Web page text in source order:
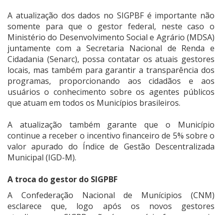
A atualização dos dados no SIGPBF é importante não
somente para que o gestor federal, neste caso o
Ministério do Desenvolvimento Social e Agrário (MDSA)
juntamente com a Secretaria Nacional de Renda e
Cidadania (Senarc), possa contatar os atuais gestores
locais, mas também para garantir a transparência dos
programas, proporcionando aos cidadãos e aos
usuários o conhecimento sobre os agentes públicos
que atuam em todos os Municípios brasileiros.
A atualização também garante que o Município
continue a receber o incentivo financeiro de 5% sobre o
valor apurado do Índice de Gestão Descentralizada
Municipal (IGD-M).
A troca do gestor do SIGPBF
A Confederação Nacional de Munícipios (CNM)
esclarece que, logo após os novos gestores